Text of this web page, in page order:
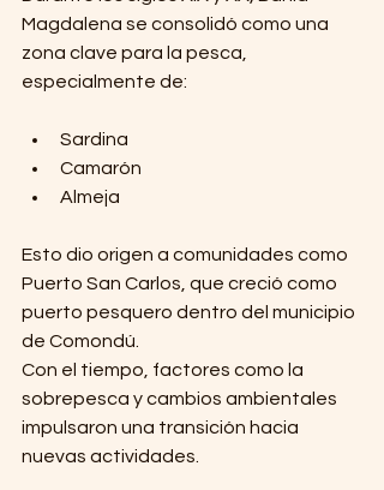
Magdalena se consolidó como una
zona clave para la pesca,
especialmente de:
Sardina
Camarón
Almeja
Esto dio origen a comunidades como
Puerto San Carlos, que creció como
puerto pesquero dentro del municipio
de Comondú.
Con el tiempo, factores como la
sobrepesca y cambios ambientales
impulsaron una transición hacia
nuevas actividades.